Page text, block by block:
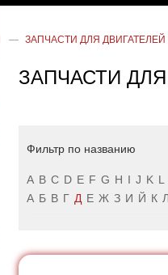
— ЗАПЧАСТИ ДЛЯ ДВИГАТЕЛЕЙ
ЗАПЧАСТИ ДЛЯ
Фильтр по названию
A B C D E F G H I J K L
А Б В Г Д Е Ж З И Й К